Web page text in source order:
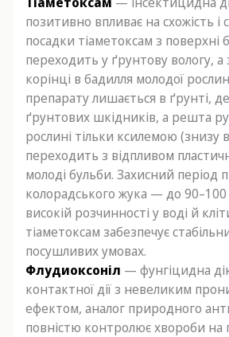
позитивно впливає на схожість і
посадки тіаметоксам з поверхні
переходить у ґрунтову вологу, а
корінці в бадилля молодої
препарату лишається в ґрунті,
ґрунтових шкідників, а решта
рослині тільки ксилемою (знизу
переходить з відпливом
молоді бульби. Захисний період
колорадського жука — до 90–100
високій розчинності у воді й
тіаметоксам забезпечує
посушливих умовах.
Флудиоксоніл — фунгіцидна
контактної дії з невеликим
ефектом, аналог природного
повністю контролює хвороби на